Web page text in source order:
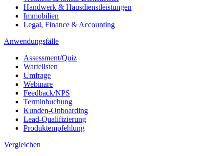
Handwerk & Hausdienstleistungen
Immobilien
Legal, Finance & Accounting
Anwendungsfälle
Assessment/Quiz
Wartelisten
Umfrage
Webinare
Feedback/NPS
Terminbuchung
Kunden-Onboarding
Lead-Qualifizierung
Produktempfehlung
Vergleichen